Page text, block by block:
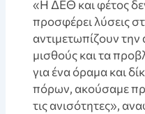
«Η ΔΕΘ και φέτος
προσφέρει λύσεις
αντιμετωπίζουν την
μισθούς και τα
για ένα όραμα και
πόρων, ακούσαμε
τις ανισότητες»,